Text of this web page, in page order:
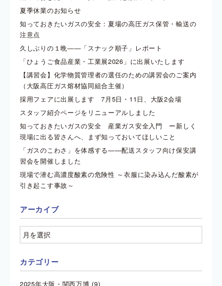
夏季休業のお知らせ
知っておきたいガスの安全：夏場の高圧ガス保管・輸送の
注意点
久しぶりの１晩――「スナック順子」レポート
「ひょうご食品産業・工業展2026」に出展いたします
【講習会】化学物質管理者の選任のための講習会のご案内
（大阪高圧ガス熔材協同組合主催）
採用フェアに出展します 7月5日・11日、大阪2会場
スタッフ紹介ページをリニューアルしました
知っておきたいガスの安全 産業ガス安全入門 ー新しく
現場に出る皆さんへ、まず知っておいてほしいこと
「ガスのこわさ」を体感する——配送スタッフ向け保安講
習会を開催しました
現場で潜む高濃度酸素の危険性 ～衣服に染み込んだ酸素が
引き起こす事故～
アーカイブ
カテゴリー
2025年大阪・関西万博 (9)